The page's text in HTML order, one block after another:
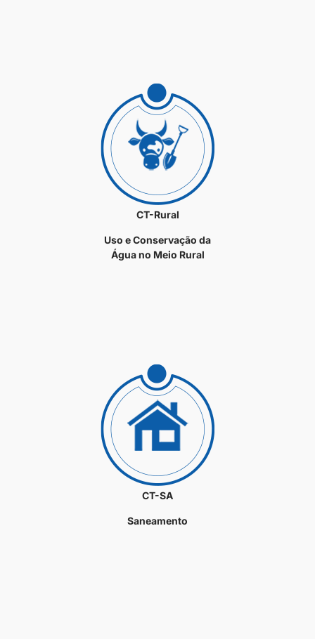
CT-Rural
Uso e Conservação da
Água no Meio Rural
CT-SA
Saneamento